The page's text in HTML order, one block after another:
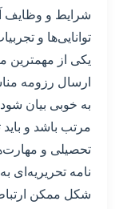
شرایط و وظایف آن
توانایی‌ها و
یکی از مهمترین
ارسال رزومه
به خوبی بیان
مرتب باشد و
تحصیلی و
نامه تحریریه‌ای
شکل ممکن